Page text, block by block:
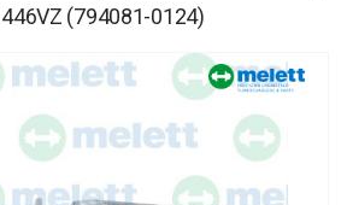
(794081-0124)